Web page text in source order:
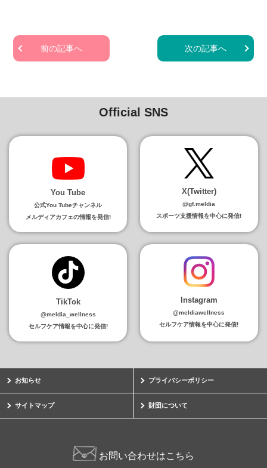
前の記事へ 次の記事へ
Official SNS
You Tube
公式You Tubeチャンネル
メルディアカフェの情報を発信!
X(Twitter)
@gf.meldia
スポーツ支援情報を中心に発信!
TikTok
@meldia_wellness
セルフケア情報を中心に発信!
Instagram
@meldiawellness
セルフケア情報を中心に発信!
お知らせ プライバシーポリシー
サイトマップ 財団について
お問い合わせはこちら